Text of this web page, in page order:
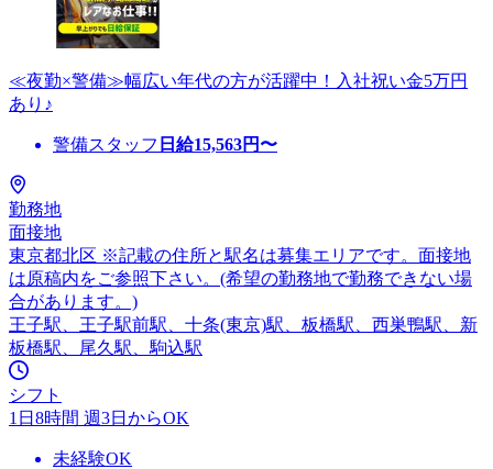
≪夜勤×警備≫幅広い年代の方が活躍中！入社祝い金5万円
あり♪
警備スタッフ 日給15,563円〜
勤務地
面接地
東京都北区 ※記載の住所と駅名は募集エリアです。面接地
は原稿内をご参照下さい。(希望の勤務地で勤務できない場
合があります。)
王子駅、王子駅前駅、十条(東京)駅、板橋駅、西巣鴨駅、新
板橋駅、尾久駅、駒込駅
シフト
1日8時間 週3日からOK
未経験OK